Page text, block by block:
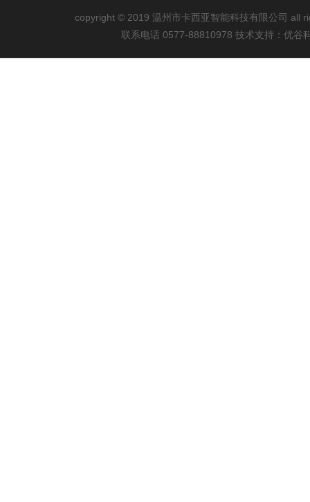
copyright © 2019 温州市卡西亚智能科技有限公司 all
联系电话 0577-88810978 技术支持： 优谷